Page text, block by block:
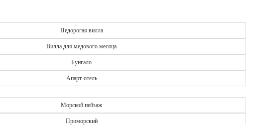
Недорогая вилла
Вилла для медового месяца
Бунгало
Апарт-отель
Морской пейзаж
Приморский